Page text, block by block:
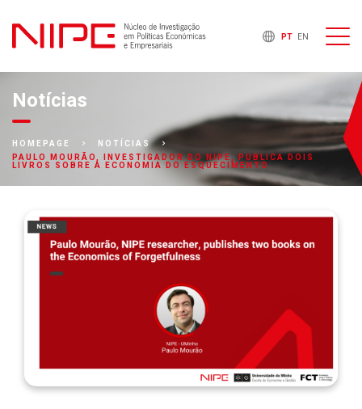
PT EN
Notícias
HOMEPAGE
NOTÍCIAS
PAULO MOURÃO, INVESTIGADOR DO NIPE, PUBLICA DOIS
LIVROS SOBRE A ECONOMIA DO ESQUECIMENTO